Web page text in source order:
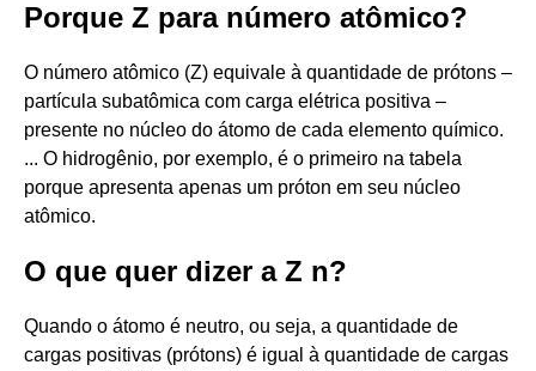
Porque Z para número atômico?
O número atômico (Z) equivale à quantidade de prótons –
partícula subatômica com carga elétrica positiva –
presente no núcleo do átomo de cada elemento químico.
... O hidrogênio, por exemplo, é o primeiro na tabela
porque apresenta apenas um próton em seu núcleo
atômico.
O que quer dizer a Z n?
Quando o átomo é neutro, ou seja, a quantidade de
cargas positivas (prótons) é igual à quantidade de cargas